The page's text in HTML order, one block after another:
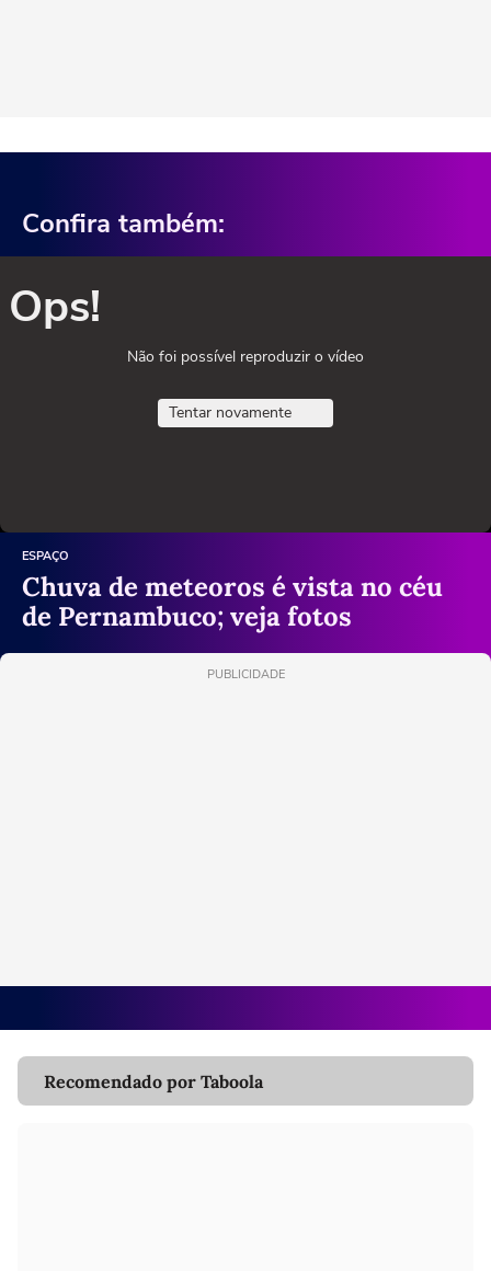
Confira também:
Ops!
Não foi possível reproduzir o vídeo
Tentar novamente
ESPAÇO
Chuva de meteoros é vista no céu
de Pernambuco; veja fotos
PUBLICIDADE
Recomendado por Taboola